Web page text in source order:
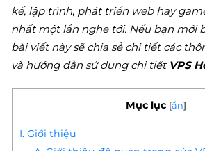
kế, lập trình, phát triển web hay
nhất một lần nghe tới. Nếu bạn mới
bài viết này sẽ chia sẻ chi tiết các
và hướng dẫn sử dụng chi tiết VPS
Mục lục [ẩn]
I. Giới thiệu